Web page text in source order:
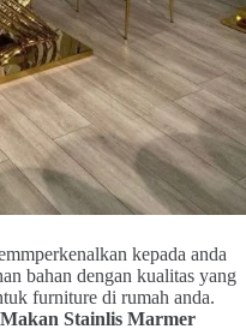
kepada anda
bahan dengan kualitas yang
furniture di rumah anda.
Stainlis Marmer